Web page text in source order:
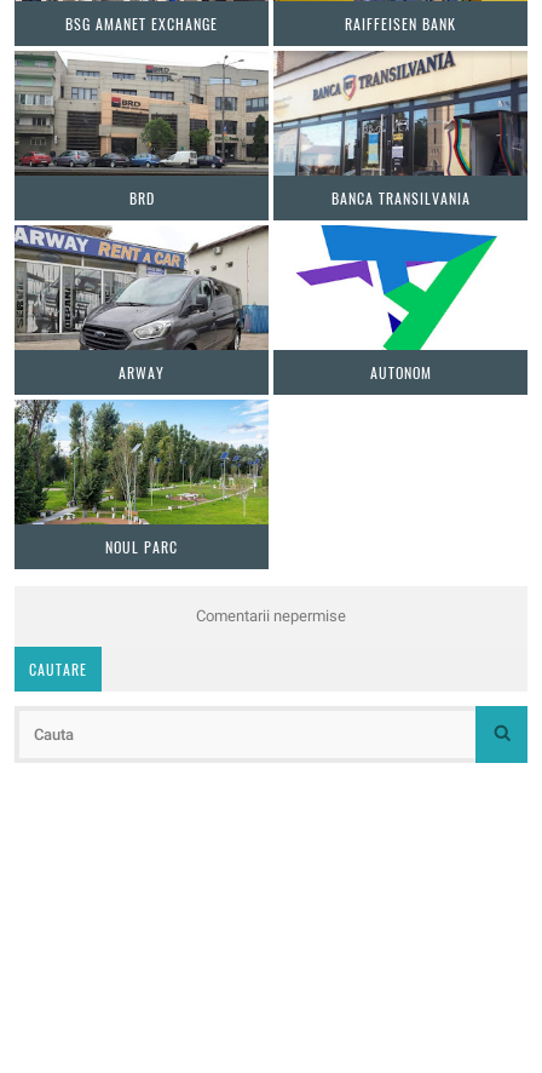
BSG AMANET EXCHANGE RAIFFEISEN BANK
BRD BANCA TRANSILVANIA
ARWAY AUTONOM
NOUL PARC
Comentarii nepermise
CAUTARE